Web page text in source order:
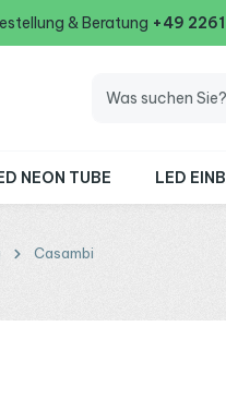
& Beratung +49
NEON TUBE LED
Casambi